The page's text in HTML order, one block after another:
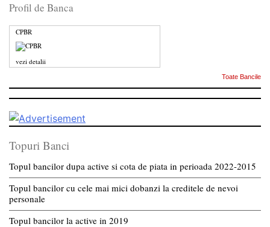
Profil de Banca
CPBR
vezi detalii
Toate Bancile
Topuri Banci
Topul bancilor dupa active si cota de piata in perioada 2022-2015
Topul bancilor cu cele mai mici dobanzi la creditele de nevoi
personale
Topul bancilor la active in 2019